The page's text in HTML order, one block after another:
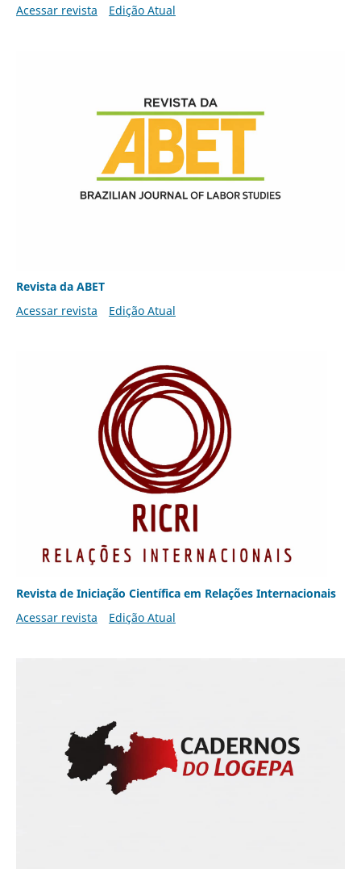
Acessar revista Edição Atual
Revista da ABET
Acessar revista
Edição Atual
Revista de Iniciação Científica em Relações Internacionais
Acessar revista
Edição Atual